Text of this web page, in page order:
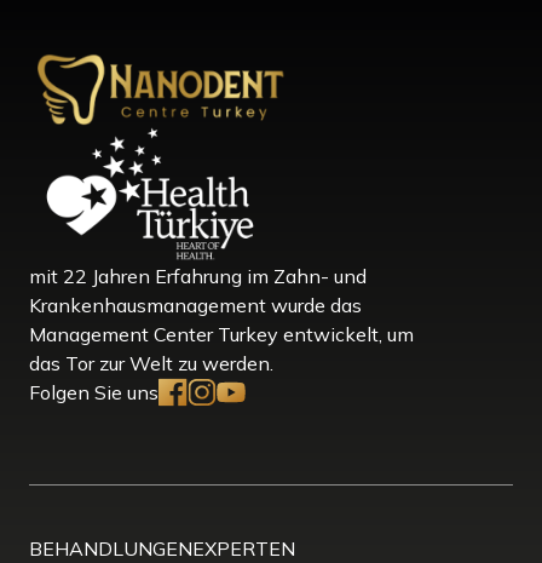
mit 22 Jahren Erfahrung im Zahn- und
Krankenhausmanagement wurde das
Management Center Turkey entwickelt, um
das Tor zur Welt zu werden.
Folgen Sie uns
BEHANDLUNGENEXPERTEN